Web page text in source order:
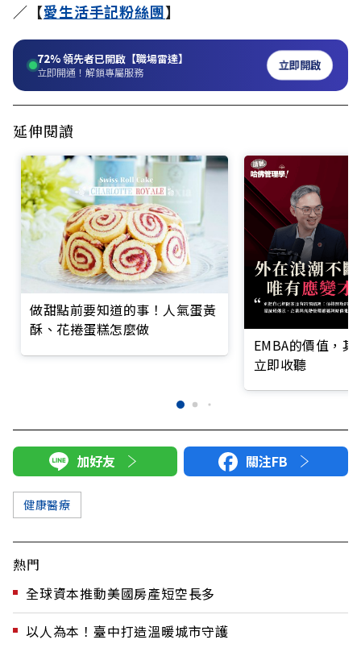
／【愛生活手記粉絲團】
72%領先者已開啟【職場雷達】
立即開通！解鎖專屬服務 立即開啟
延伸閱讀
做甜點前要知道的事！人氣蛋黃
酥、花捲蛋糕怎麼做
EMBA的價值，
立即收聽
加好友 關注FB
健康醫療
熱門
全球資本推動美國房產短空長多
以人為本！臺中打造溫暖城市守護